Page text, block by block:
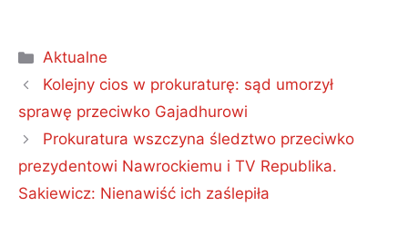
Kategorie
Aktualne
Kolejny cios w prokuraturę: sąd umorzył
sprawę przeciwko Gajadhurowi
Prokuratura wszczyna śledztwo przeciwko
prezydentowi Nawrockiemu i TV Republika.
Sakiewicz: Nienawiść ich zaślepiła